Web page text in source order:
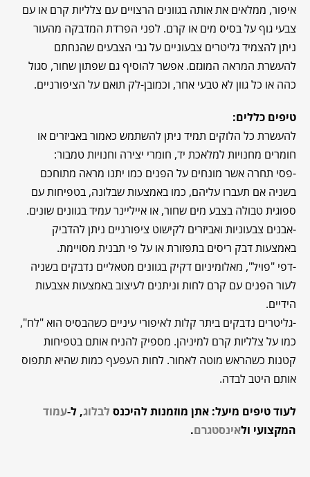
איפור, ממלאים את אותה בגוונים הרצויים עם צלליות קרם או עם
צבעי גוף על בסיס מים או קרם. לפני הפרדת המדבקה מהעור
ניתן להצמיד גליטרים צבעוניים על גבי הצבעים שהנחתם
להעשרת המראה המוגזם. אפשר להוסיף גם שפתון שחור, סגול
כהה או כל גוון לא טבעי אחר, וכמובן-לק תואם על הציפורניים.
טיפים כללים:
להעשרת כל הלוקים תמיד ניתן להשתמש כאמור באביזרים או
חומרים מחנויות למלאכת יד, חומרי יצירה וחנויות טמבור:
-פסי תחרה אשר מונחים על הפנים כמו יתנו מראה מתוחכם
בשניה אם תעברו עליהם, כמו באמצעות שבלונה, בטפיחות עם
ספוגית טבולה בצבע מים שחור, או אייליינר עמיד בגוונים שונים.
-אבנים צבעוניות ואביזרים לקישוט ציפורניים ניתן להדביק
באמצעות דבק ריסים בתפזורת או על פי תבנית מסויימת.
-דפי "פויל", מאלומיניום דקיק בגוונים מטאליים נדבקים בשניה
לעור הפנים עם קרם לחות וניתנים לעיצוב באמצעות אצבעות
הידיים.
-גליטרים נדבקים ביתר קלות לאיפורי עיניים כשהבסיס הוא "לח",
כמו על צלליות קרם למיניהן. מספיק להניח אותם בטפיחות
קטנות כשהראש מוטה לאחור. לחות העפעף כמות שהיא תתפוס
אותם היטב לבדה.
לעוד טיפים מיעל: אתן מוזמנות להיכנס לבלוג, ל-עמוד
המקצועי ולאינסטגרם.